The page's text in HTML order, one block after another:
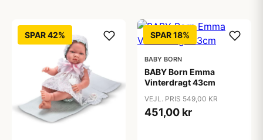
SPAR 42% SPAR 18%
BABY BORN
BABY Born Emma
Vinterdragt 43cm
VEJL. PRIS 549,00 KR
451,00 kr